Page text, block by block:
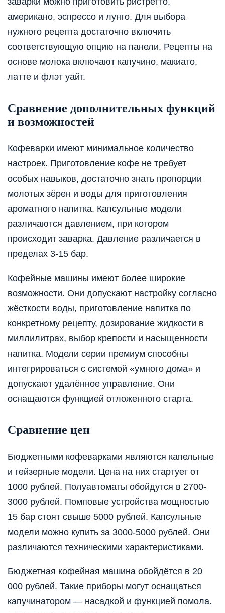
американо, эспрессо и лунго. Для выбора
нужного рецепта достаточно включить
соответствующую опцию на панели. Рецепты на
основе молока включают капучино, макиато,
латте и флэт уайт.
Сравнение дополнительных функций
и возможностей
Кофеварки имеют минимальное количество
настроек. Приготовление кофе не требует
особых навыков, достаточно знать пропорции
молотых зёрен и воды для приготовления
ароматного напитка. Капсульные модели
различаются давлением, при котором
происходит заварка. Давление различается в
пределах 3-15 бар.
Кофейные машины имеют более широкие
возможности. Они допускают настройку согласно
жёсткости воды, приготовление напитка по
конкретному рецепту, дозирование жидкости в
миллилитрах, выбор крепости и насыщенности
напитка. Модели серии премиум способны
интегрироваться с системой «умного дома» и
допускают удалённое управление. Они
оснащаются функцией отложенного старта.
Сравнение цен
Бюджетными кофеварками являются капельные
и гейзерные модели. Цена на них стартует от
1000 рублей. Полуавтоматы обойдутся в 2700-
3000 рублей. Помповые устройства мощностью
15 бар стоят свыше 5000 рублей. Капсульные
модели можно купить за 3000-5000 рублей. Они
различаются техническими характеристиками.
Бюджетная кофейная машина обойдётся в 20
000 рублей. Такие приборы могут оснащаться
капучинатором — насадкой и функцией помола.